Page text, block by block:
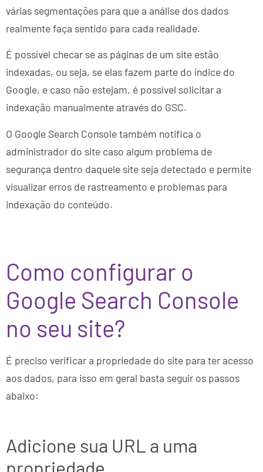
várias segmentações para que a análise dos dados
realmente faça sentido para cada realidade.
É possível checar se as páginas de um site estão
indexadas, ou seja, se elas fazem parte do índice do
Google, e caso não estejam, é possível solicitar a
indexação manualmente através do GSC.
O Google Search Console também notifica o
administrador do site caso algum problema de
segurança dentro daquele site seja detectado e permite
visualizar erros de rastreamento e problemas para
indexação do conteúdo.
Como configurar o
Google Search Console
no seu site?
É preciso verificar a propriedade do site para ter acesso
aos dados, para isso em geral basta seguir os passos
abaixo:
Adicione sua URL a uma
propriedade